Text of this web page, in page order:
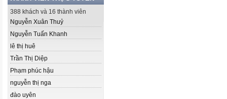
388 khách và 16 thành viên
Nguyễn Xuân Thuỷ
Nguyễn Tuấn Khanh
lê thị huê
Trần Thị Diệp
Phạm phúc hậu
nguyễn thị nga
đào uyên